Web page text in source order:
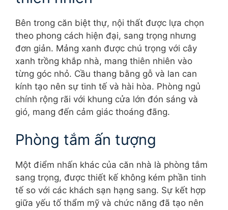
Bên trong căn biệt thự, nội thất được lựa chọn
theo phong cách hiện đại, sang trọng nhưng
đơn giản. Mảng xanh được chú trọng với cây
xanh trồng khắp nhà, mang thiên nhiên vào
từng góc nhỏ. Cầu thang bằng gỗ và lan can
kính tạo nên sự tinh tế và hài hòa. Phòng ngủ
chính rộng rãi với khung cửa lớn đón sáng và
gió, mang đến cảm giác thoáng đãng.
Phòng tắm ấn tượng
Một điểm nhấn khác của căn nhà là phòng tắm
sang trọng, được thiết kế không kém phần tinh
tế so với các khách sạn hạng sang. Sự kết hợp
giữa yếu tố thẩm mỹ và chức năng đã tạo nên